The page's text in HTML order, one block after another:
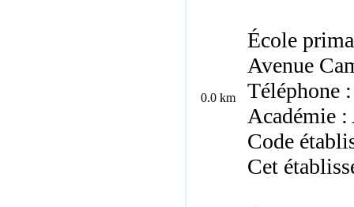
0.0 km
École
Avenue
Téléphone
Académie
Code
Cet